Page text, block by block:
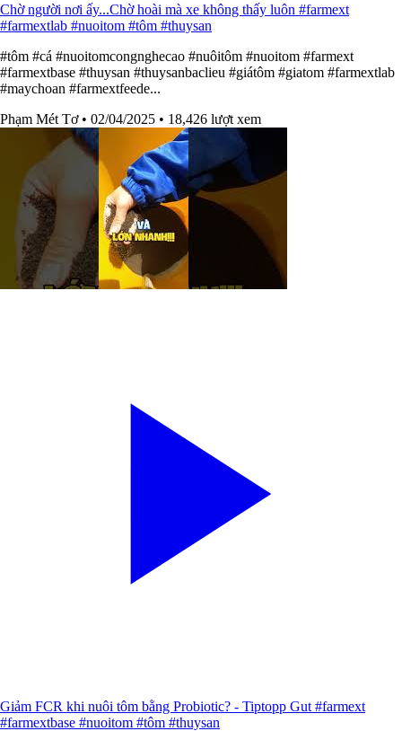
Chờ người nơi ấy...Chờ hoài mà xe không thấy luôn #farmext
#farmextlab #nuoitom #tôm #thuysan
#tôm #cá #nuoitomcongnghecao #nuôitôm #nuoitom #farmext
#farmextbase #thuysan #thuysanbaclieu #giátôm #giatom #farmextlab
#maychoan #farmextfeede...
Phạm Mét Tơ • 02/04/2025 • 18,426 lượt xem
Giảm FCR khi nuôi tôm bằng Probiotic? - Tiptopp Gut #farmext
#farmextbase #nuoitom #tôm #thuysan